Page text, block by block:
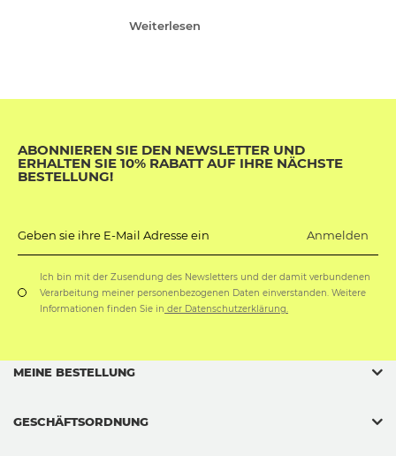
Weiterlesen
ABONNIEREN SIE DEN NEWSLETTER UND
ERHALTEN SIE 10% RABATT AUF IHRE NÄCHSTE
BESTELLUNG!
Geben sie ihre E-Mail Adresse ein Anmelden
Ich bin mit der Zusendung des Newsletters und der damit verbundenen
Verarbeitung meiner personenbezogenen Daten einverstanden. Weitere
Informationen finden Sie in der Datenschutzerklärung.
MEINE BESTELLUNG
GESCHÄFTSORDNUNG